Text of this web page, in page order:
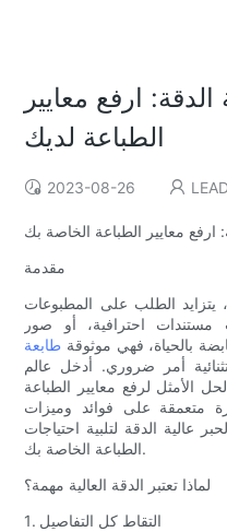
ارفع معايير
الطباعة لديك
2023-08-26
ارفع معايير الطباعة الخاصة بك
مقدمة
الطلب على المطبوعات
مستندات احترافية، أو صور
بالحياة، فهي موثوقة طابعة
أمر ضروري. أدخل عالم
الأمثل لرفع معايير الطباعة
متعمقة على فوائد وميزات
عالية الدقة لتلبية احتياجات
الطباعة الخاصة بك.
لماذا تعتبر الدقة العالية مهمة؟
1. التقاط كل التفاصيل